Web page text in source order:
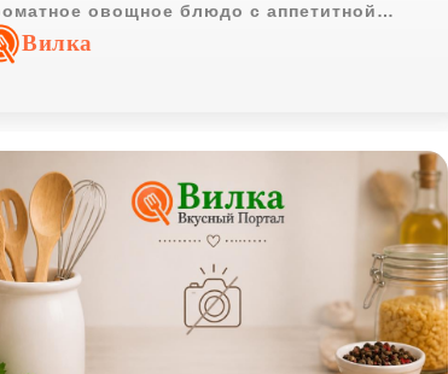
овощное блюдо с аппетитной
поверхностью.
Вилка